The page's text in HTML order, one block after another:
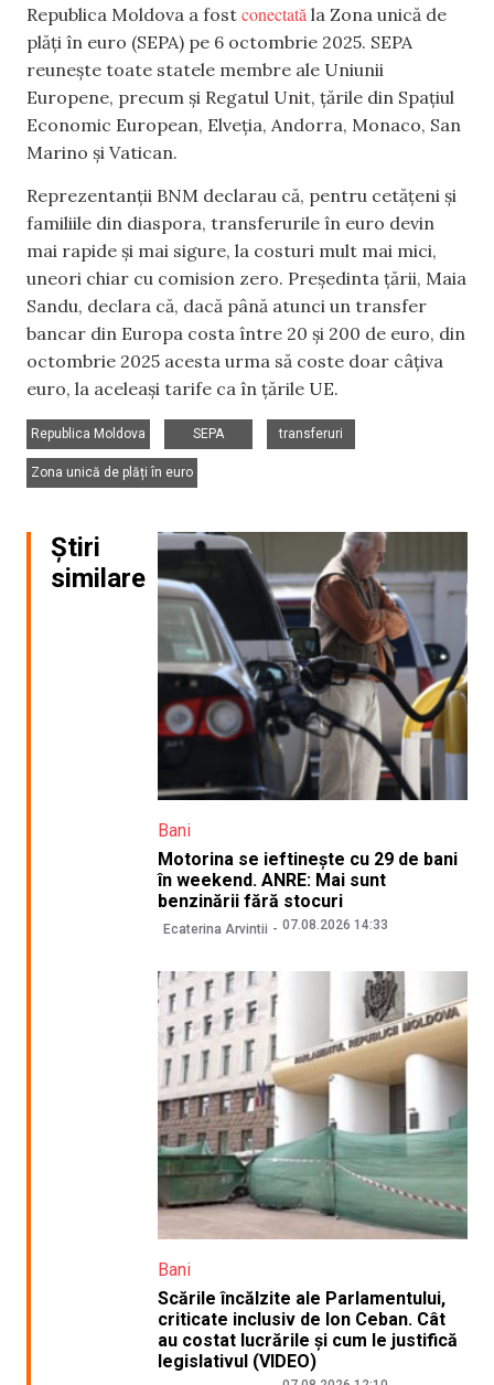
Republica Moldova a fost conectată la Zona unică de
plăți în euro (SEPA) pe 6 octombrie 2025. SEPA
reunește toate statele membre ale Uniunii
Europene, precum și Regatul Unit, țările din Spațiul
Economic European, Elveția, Andorra, Monaco, San
Marino și Vatican.
Reprezentanții BNM declarau că, pentru cetățeni și
familiile din diaspora, transferurile în euro devin
mai rapide și mai sigure, la costuri mult mai mici,
uneori chiar cu comision zero. Președinta țării, Maia
Sandu, declara că, dacă până atunci un transfer
bancar din Europa costa între 20 și 200 de euro, din
octombrie 2025 acesta urma să coste doar câțiva
euro, la aceleași tarife ca în țările UE.
Republica Moldova
SEPA
transferuri
Zona unică de plăți în euro
Știri
similare
Bani
Motorina se ieftinește cu 29 de bani
în weekend. ANRE: Mai sunt
benzinării fără stocuri
Ecaterina Arvintii 07.08.2026 14:33
Bani
Scările încălzite ale Parlamentului,
criticate inclusiv de Ion Ceban. Cât
au costat lucrările și cum le justifică
legislativul (VIDEO)